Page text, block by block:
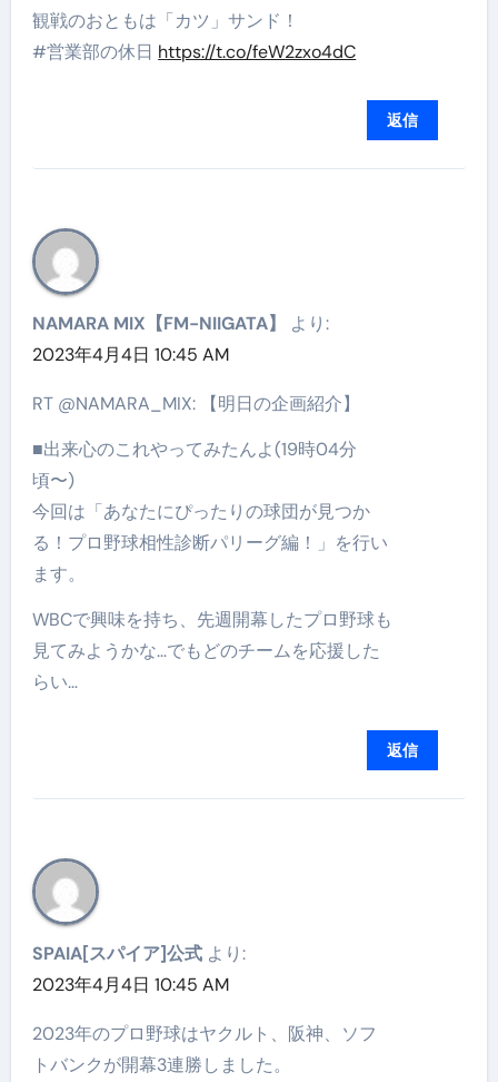
観戦のおともは「カツ」サンド！
#営業部の休日 https://t.co/feW2zxo4dC
返信
NAMARA MIX【FM-NIIGATA】
より:
2023年4月4日 10:45 AM
RT @NAMARA_MIX: 【明日の企画紹介】
■出来心のこれやってみたんよ(19時04分
頃〜)
今回は「あなたにぴったりの球団が見つか
る！プロ野球相性診断パリーグ編！」を行い
ます。
WBCで興味を持ち、先週開幕したプロ野球も
見てみようかな…でもどのチームを応援した
らい…
返信
SPAIA[スパイア]公式 より:
2023年4月4日 10:45 AM
2023年のプロ野球はヤクルト、阪神、ソフ
トバンクが開幕3連勝しました。